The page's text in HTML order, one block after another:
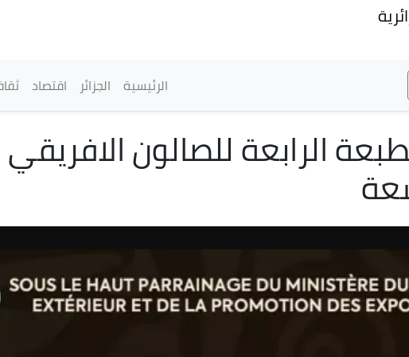
القائمة الرئيسية
الرئيسية الجزائر اقتصاد
الرابعة للصالون